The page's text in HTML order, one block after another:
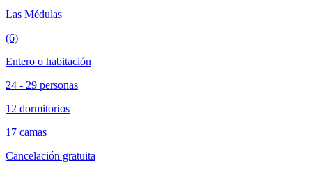
Las Médulas
(6)
Entero o habitación
24 - 29 personas
12 dormitorios
17 camas
Cancelación gratuita